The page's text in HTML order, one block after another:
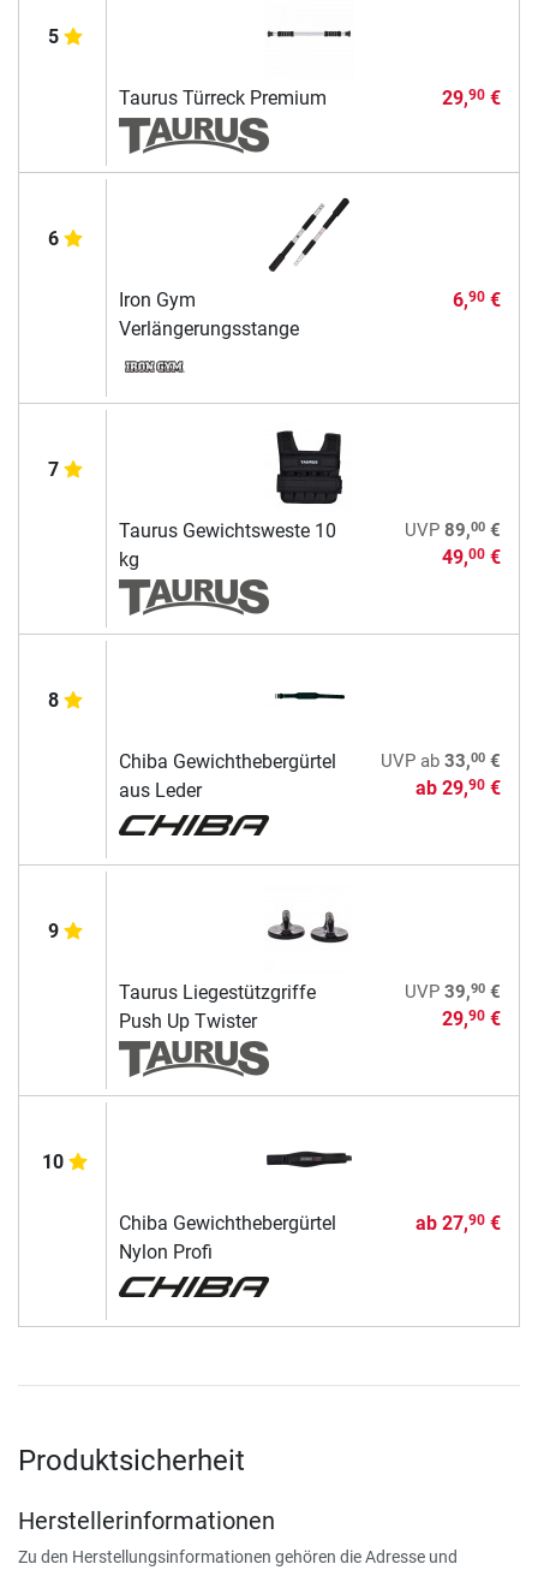
5
Taurus Türreck Premium 29,90€
6
Iron Gym
Verlängerungsstange
6,90€
7
Taurus Gewichtsweste 10
kg
UVP 89,00€
49,00€
8
Chiba Gewichthebergürtel
aus Leder
UVPab 33,00€
ab 29,90€
9
Taurus Liegestützgriffe
Push Up Twister
UVP 39,90€
29,90€
10
Chiba Gewichthebergürtel
Nylon Profi
ab 27,90€
Produktsicherheit
Herstellerinformationen
Zu den Herstellungsinformationen gehören die Adresse und